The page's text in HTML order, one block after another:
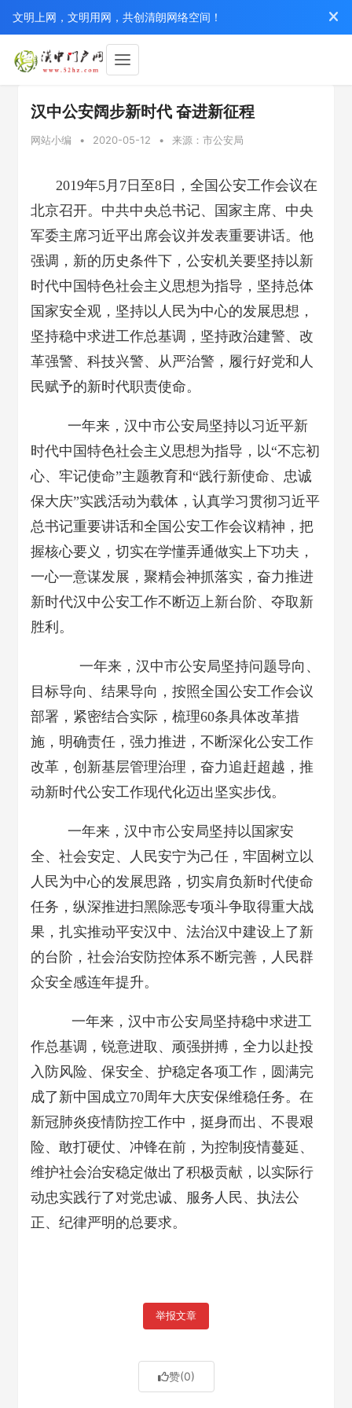
文明上网，文明用网，共创清朗网络空间！
汉中公安阔步新时代 奋进新征程
网站小编 • 2020-05-12 • 来源：市公安局
2019年5月7日至8日，全国公安工作会议在
北京召开。中共中央总书记、国家主席、中央
军委主席习近平出席会议并发表重要讲话。他
强调，新的历史条件下，公安机关要坚持以新
时代中国特色社会主义思想为指导，坚持总体
国家安全观，坚持以人民为中心的发展思想，
坚持稳中求进工作总基调，坚持政治建警、改
革强警、科技兴警、从严治警，履行好党和人
民赋予的新时代职责使命。
一年来，汉中市公安局坚持以习近平新
时代中国特色社会主义思想为指导，以“不忘初
心、牢记使命”主题教育和“践行新使命、忠诚
保大庆”实践活动为载体，认真学习贯彻习近平
总书记重要讲话和全国公安工作会议精神，把
握核心要义，切实在学懂弄通做实上下功夫，
一心一意谋发展，聚精会神抓落实，奋力推进
新时代汉中公安工作不断迈上新台阶、夺取新
胜利。
一年来，汉中市公安局坚持问题导向、
目标导向、结果导向，按照全国公安工作会议
部署，紧密结合实际，梳理60条具体改革措
施，明确责任，强力推进，不断深化公安工作
改革，创新基层管理治理，奋力追赶超越，推
动新时代公安工作现代化迈出坚实步伐。
一年来，汉中市公安局坚持以国家安
全、社会安定、人民安宁为己任，牢固树立以
人民为中心的发展思路，切实肩负新时代使命
任务，纵深推进扫黑除恶专项斗争取得重大战
果，扎实推动平安汉中、法治汉中建设上了新
的台阶，社会治安防控体系不断完善，人民群
众安全感连年提升。
一年来，汉中市公安局坚持稳中求进工
作总基调，锐意进取、顽强拼搏，全力以赴投
入防风险、保安全、护稳定各项工作，圆满完
成了新中国成立70周年大庆安保维稳任务。在
新冠肺炎疫情防控工作中，挺身而出、不畏艰
险、敢打硬仗、冲锋在前，为控制疫情蔓延、
维护社会治安稳定做出了积极贡献，以实际行
动忠实践行了对党忠诚、服务人民、执法公
正、纪律严明的总要求。
举报文章
赞(0)